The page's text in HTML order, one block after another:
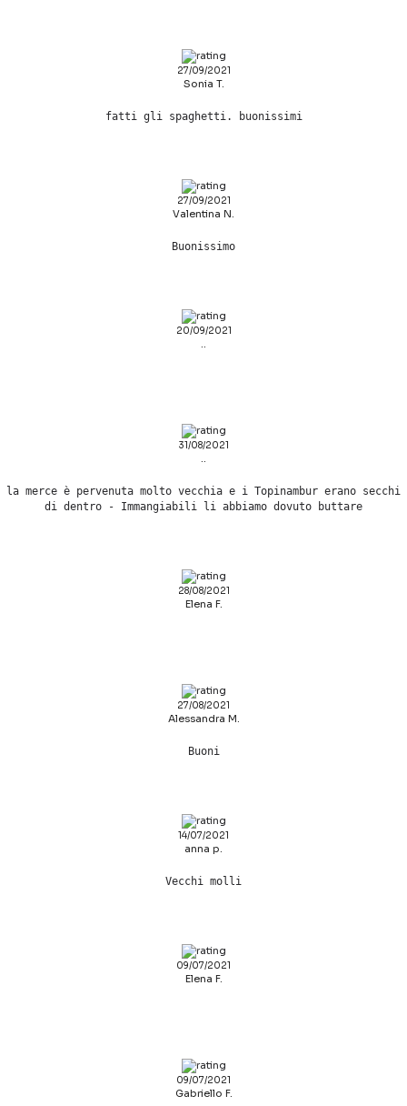
27/09/2021
Sonia T.
fatti gli spaghetti. buonissimi
27/09/2021
Valentina N.
Buonissimo
20/09/2021
31/08/2021
la merce è pervenuta molto vecchia e i Topinambur erano secchi
di dentro - Immangiabili li abbiamo dovuto buttare
28/08/2021
Elena F.
27/08/2021
Alessandra M.
Buoni
14/07/2021
anna p.
Vecchi molli
09/07/2021
Elena F.
09/07/2021
Gabriello F.